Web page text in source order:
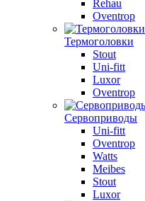
Rehau
Oventrop
Термоголовки
Stout
Uni-fitt
Luxor
Oventrop
Сервоприводы
Uni-fitt
Oventrop
Watts
Meibes
Stout
Luxor